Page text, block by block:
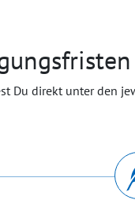
Du direkt unter den